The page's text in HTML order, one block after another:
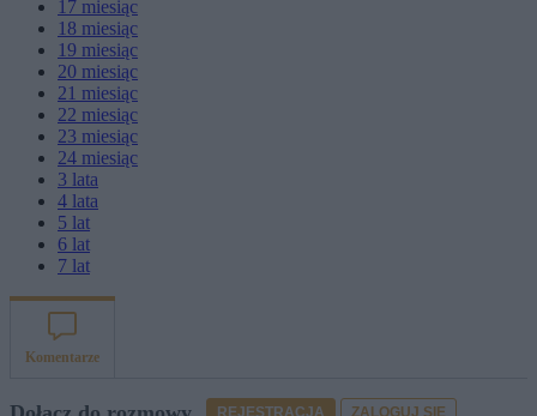
17 miesiąc
18 miesiąc
19 miesiąc
20 miesiąc
21 miesiąc
22 miesiąc
23 miesiąc
24 miesiąc
3 lata
4 lata
5 lat
6 lat
7 lat